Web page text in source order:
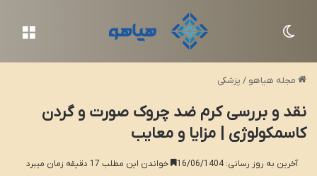
مجله هیاهو / پزشکی
نقد و بررسی کرم ضد چروک صورت و گردن
کاسمکولوژی | مزایا و معایب
آخرین به روز رسانی: 16/06/1404 خواندن این مطلب 17 دقیقه زمان میبرد